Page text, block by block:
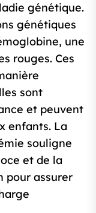
génétique.
génétiques
une
rouges. Ces
sont
et peuvent
enfants. La
souligne
et de la
pour assurer